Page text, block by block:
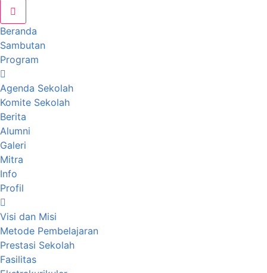
Beranda
Sambutan
Program
Agenda Sekolah
Komite Sekolah
Berita
Alumni
Galeri
Mitra
Info
Profil
Visi dan Misi
Metode Pembelajaran
Prestasi Sekolah
Fasilitas